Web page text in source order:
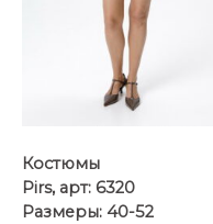
Костюмы
Pirs, арт: 6320
Размеры: 40-52